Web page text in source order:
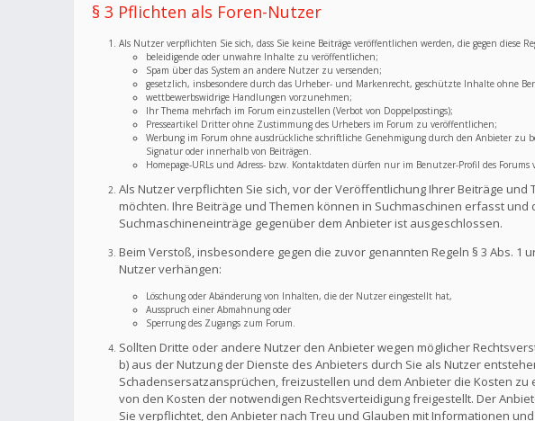
§ 3 Pflichten als Foren-Nutzer
Als Nutzer verpflichten Sie sich, dass Sie keine Beiträge veröffentlichen werden, die gegen diese
beleidigende oder unwahre Inhalte zu veröffentlichen;
Spam über das System an andere Nutzer zu versenden;
gesetzlich, insbesondere durch das Urheber- und Markenrecht, geschützte Inhalte ohne
wettbewerbswidrige Handlungen vorzunehmen;
Ihr Thema mehrfach im Forum einzustellen (Verbot von Doppelpostings);
Presseartikel Dritter ohne Zustimmung des Urhebers im Forum zu veröffentlichen;
Werbung im Forum ohne ausdrückliche schriftliche Genehmigung durch den Anbieter zu
Signatur oder innerhalb von Beiträgen.
Homepage-URLs und Adress- bzw. Kontaktdaten dürfen nur im Benutzer-Profil des
Als Nutzer verpflichten Sie sich, vor der Veröffentlichung Ihrer Beiträge
möchten. Ihre Beiträge und Themen können in Suchmaschinen erfasst
Suchmaschineneinträge gegenüber dem Anbieter ist ausgeschlossen.
Beim Verstoß, insbesondere gegen die zuvor genannten Regeln § 3 Abs.
Nutzer verhängen:
Löschung oder Abänderung von Inhalten, die der Nutzer eingestellt hat,
Ausspruch einer Abmahnung oder
Sperrung des Zugangs zum Forum.
Sollten Dritte oder andere Nutzer den Anbieter wegen möglicher
b) aus der Nutzung der Dienste des Anbieters durch Sie als Nutzer
Schadensersatzansprüchen, freizustellen und dem Anbieter die Kosten
von den Kosten der notwendigen Rechtsverteidigung freigestellt. Der
Sie verpflichtet, den Anbieter nach Treu und Glauben mit Informationen